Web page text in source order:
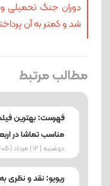
دوران جنگ تحمیلی
شد و کمتر به آن
مطالب مرتبط
فهرست: بهترین
مناسب تماشا در
دوشنبه | 12 | مرداد | 1405
ریویو: نقد و